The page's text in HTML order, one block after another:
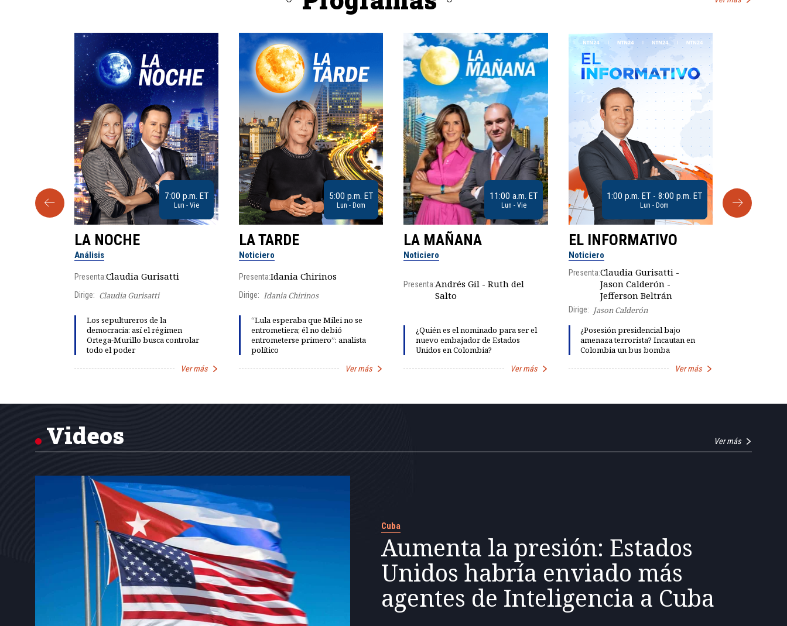
9:30 a.m. ET 7:00 p.m. ET
Lun - Vie
LA NOCHE
Análisis
Presenta:Claudia Gurisatti
Dirige: Claudia Gurisatti
Los sepultureros de la
democracia: así el régimen
Ortega-Murillo busca controlar
todo el poder
Ver más
5:00 p.m. ET
Lun - Dom
LA TARDE
Noticiero
Presenta:Idania Chirinos
Dirige: Idania Chirinos
“Lula esperaba que Milei no se
entrometiera; él no debió
entrometerse primero”: analista
político
Ver más
11:00 a.m. ET
Lun - Vie
LA MAÑANA
Noticiero
Presenta:Andrés Gil - Ruth del
Salto
¿Quién es el nominado para ser el
nuevo embajador de Estados
Unidos en Colombia?
Ver más
1:00 p.m. ET - 8:00 p.m. ET
Lun - Dom
EL INFORMATIVO
Noticiero
Presenta:Claudia Gurisatti -
Jason Calderón -
Jefferson Beltrán
Dirige:
Jason Calderón
¿Posesión presidencial bajo
amenaza terrorista? Incautan en
Colombia un bus bomba
Ver más
of
Videos Ver más
Cuba
Aumenta la presión: Estados
Unidos habría enviado más
agentes de Inteligencia a Cuba